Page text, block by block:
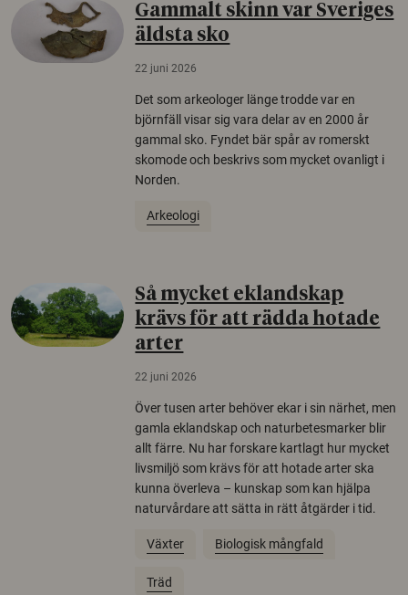
Gammalt skinn var Sveriges
äldsta sko
22 juni 2026
Det som arkeologer länge trodde var en
björnfäll visar sig vara delar av en 2000 år
gammal sko. Fyndet bär spår av romerskt
skomode och beskrivs som mycket ovanligt i
Norden.
Arkeologi
Så mycket eklandskap
krävs för att rädda hotade
arter
22 juni 2026
Över tusen arter behöver ekar i sin närhet, men
gamla eklandskap och naturbetesmarker blir
allt färre. Nu har forskare kartlagt hur mycket
livsmiljö som krävs för att hotade arter ska
kunna överleva – kunskap som kan hjälpa
naturvårdare att sätta in rätt åtgärder i tid.
Växter Biologisk mångfald
Träd